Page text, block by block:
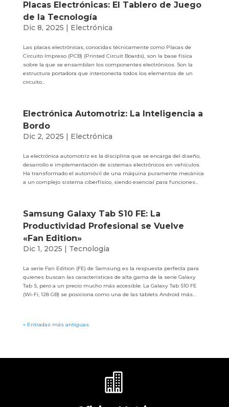
Placas Electrónicas: El Tablero de Juego
de la Tecnología
Dic 8, 2025 | Electrónica
Las placas electrónicas, conocidas técnicamente como Placas de
Circuito Impreso (PCB) (Printed Circuit Boards), son la base física
sobre la que se ensamblan los componentes electrónicos. Son la
estructura portadora que interconecta todos los elementos de un
circuito...
Electrónica Automotriz: La Inteligencia a
Bordo
Dic 2, 2025 | Electrónica
La electrónica automotriz es la disciplina que se encarga del diseño,
desarrollo e implementación de sistemas electrónicos en vehículos.
Ha transformado el automóvil de una máquina puramente mecánica
a un complejo sistema ciberfísico, siendo esencial para funciones...
Samsung Galaxy Tab S10 FE: La
Productividad Profesional se Vuelve
«Fan Edition»
Dic 1, 2025 | Tecnología
La serie Fan Edition (FE) de Samsung es la respuesta perfecta para
quienes buscan las características de alta gama de la serie Galaxy
Tab S, pero a un precio mucho más accesible. La Galaxy Tab S10 FE
(Wi-Fi, 128 GB) se posiciona como una de las tablets Android más...
« Entradas más antiguas
